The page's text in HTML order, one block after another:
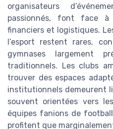
organisateurs
passionnés, font face
financiers et logistiques.
l’esport restent rares,
gymnases largement
traditionnels. Les clubs
trouver des espaces
institutionnels demeurent
souvent orientées vers
équipes fanions de
profitent que